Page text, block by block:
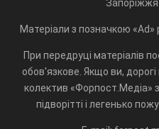
Запоріжжя
Матеріали з позначкою «Ad»
При передруці матеріалів
обов'язкове. Якщо ви,
колектив «Форпост.Медіа»
підворітті і легенько